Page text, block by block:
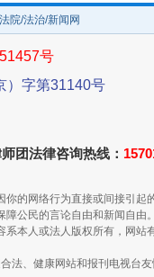
院/法治/新闻网
号
）字第31140号
团法律咨询热线：
的网络行为直接或间接引起
公民的言论自由和新闻自由
本人或法人版权所有，网站
法、健康网站和报刊电视台